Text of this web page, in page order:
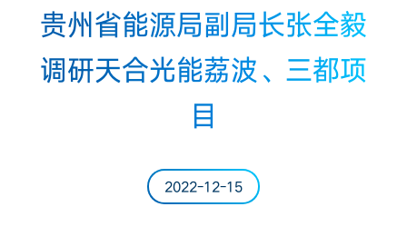
贵州省能源局副局长张全毅
调研天合光能荔波、三都项
目
2022-12-15